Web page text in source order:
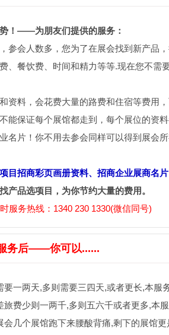
！——为朋友们提供的服务：
参会人数多，您为了在展会找到新产品
、餐饮费、时间和精力等等.现在您不需
资料，会花费大量的路费和住宿等费用
能保证每个展馆都走到，每个展位的资
名片！你不用去参会同样可以得到展会
目招商彩页画册资料、招商企业展商名片
产品选项目，为你节约大量的费用。
务热线：1340 230 1330(微信同号)
务后——你可以......
要一两天,多则需要三四天,或者更长,本服
旅费少则一两千,多则五六千或者更多,本
会几个展馆跑下来腰酸背痛,剩下的展馆